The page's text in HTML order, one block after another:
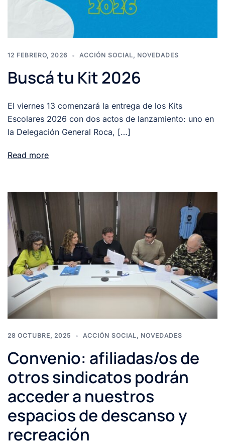
12 FEBRERO, 2026 ACCIÓN SOCIAL, NOVEDADES
Buscá tu Kit 2026
El viernes 13 comenzará la entrega de los Kits
Escolares 2026 con dos actos de lanzamiento: uno en
la Delegación General Roca, […]
Read more
28 OCTUBRE, 2025 ACCIÓN SOCIAL, NOVEDADES
Convenio: afiliadas/os de
otros sindicatos podrán
acceder a nuestros
espacios de descanso y
recreación